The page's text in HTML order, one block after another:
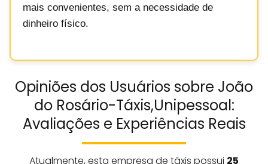
mais convenientes, sem a necessidade de
dinheiro físico.
Opiniões dos Usuários sobre João
do Rosário-Táxis,Unipessoal:
Avaliações e Experiências Reais
Atualmente, esta empresa de táxis possui 25